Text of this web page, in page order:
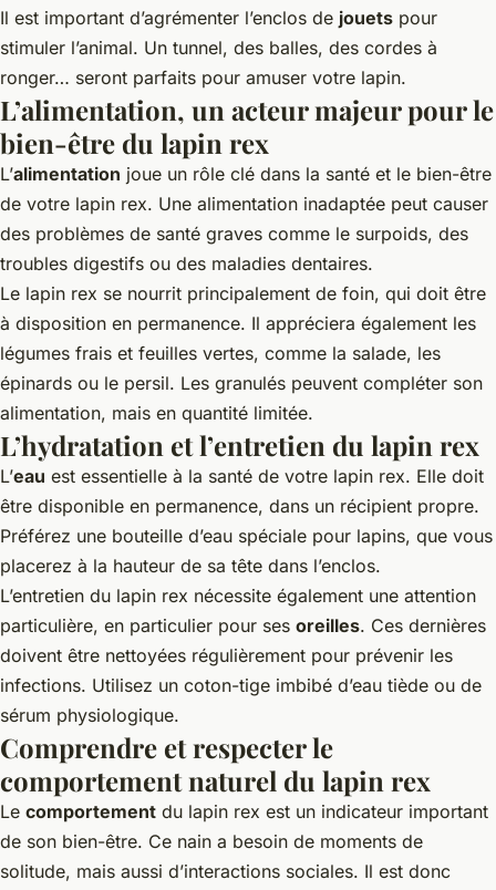
Il est important d’agrémenter l’enclos de jouets pour
stimuler l’animal. Un tunnel, des balles, des cordes à
ronger… seront parfaits pour amuser votre lapin.
L’alimentation, un acteur majeur pour le
bien-être du lapin rex
L’alimentation joue un rôle clé dans la santé et le bien-être
de votre lapin rex. Une alimentation inadaptée peut causer
des problèmes de santé graves comme le surpoids, des
troubles digestifs ou des maladies dentaires.
Le lapin rex se nourrit principalement de foin, qui doit être
à disposition en permanence. Il appréciera également les
légumes frais et feuilles vertes, comme la salade, les
épinards ou le persil. Les granulés peuvent compléter son
alimentation, mais en quantité limitée.
L’hydratation et l’entretien du lapin rex
L’eau est essentielle à la santé de votre lapin rex. Elle doit
être disponible en permanence, dans un récipient propre.
Préférez une bouteille d’eau spéciale pour lapins, que vous
placerez à la hauteur de sa tête dans l’enclos.
L’entretien du lapin rex nécessite également une attention
particulière, en particulier pour ses oreilles. Ces dernières
doivent être nettoyées régulièrement pour prévenir les
infections. Utilisez un coton-tige imbibé d’eau tiède ou de
sérum physiologique.
Comprendre et respecter le
comportement naturel du lapin rex
Le comportement du lapin rex est un indicateur important
de son bien-être. Ce nain a besoin de moments de
solitude, mais aussi d’interactions sociales. Il est donc